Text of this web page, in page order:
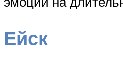
Ейск